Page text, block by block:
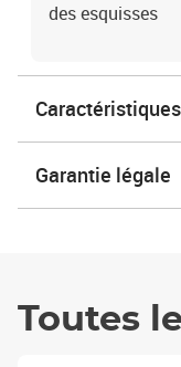
des esquisses
Caractéristiques
Garantie légale
Toutes